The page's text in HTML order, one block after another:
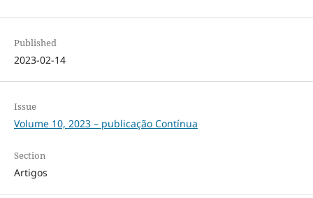
Published
2023-02-14
Issue
Volume 10, 2023 – publicação Contínua
Section
Artigos